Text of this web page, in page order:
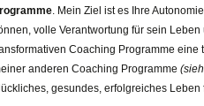
. Mein Ziel ist es Ihre
volle Verantwortung für sein
Coaching Programme eine
anderen Coaching Programme
gesundes, erfolgreiches